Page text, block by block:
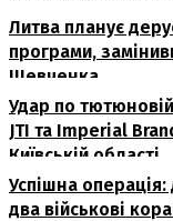
Литва планує
програми,
Шевченка
Удар по тютюновій
JTI та Imperial
Київській області
Успішна
два військові